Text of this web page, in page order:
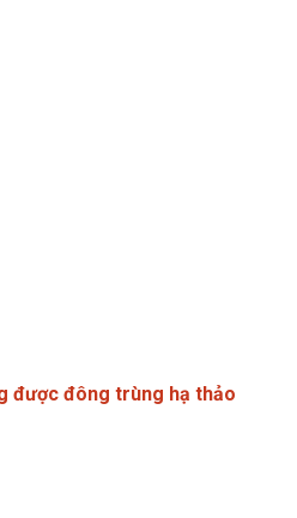
được đông trùng hạ thảo